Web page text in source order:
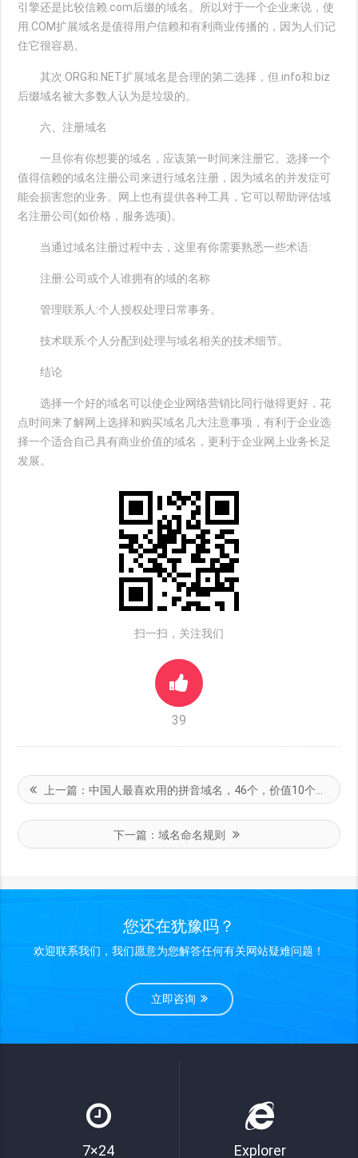
引擎还是比较信赖.com后缀的域名。所以对于一个企业来说，使
用.COM扩展域名是值得用户信赖和有利商业传播的，因为人们记
住它很容易。
其次.ORG和.NET扩展域名是合理的第二选择，但.info和.biz
后缀域名被大多数人认为是垃圾的。
六、注册域名
一旦你有你想要的域名，应该第一时间来注册它。选择一个
值得信赖的域名注册公司来进行域名注册，因为域名的并发症可
能会损害您的业务。网上也有提供各种工具，它可以帮助评估域
名注册公司(如价格，服务选项)。
当通过域名注册过程中去，这里有你需要熟悉一些术语:
注册:公司或个人谁拥有的域的名称
管理联系人:个人授权处理日常事务。
技术联系:个人分配到处理与域名相关的技术细节。
结论
选择一个好的域名可以使企业网络营销比同行做得更好，花
点时间来了解网上选择和购买域名几大注意事项，有利于企业选
择一个适合自己具有商业价值的域名，更利于企业网上业务长足
发展。
扫一扫，关注我们
39
上一篇：中国人最喜欢用的拼音域名，46个，价值10个亿！
下一篇：域名命名规则
您还在犹豫吗？
欢迎联系我们，我们愿意为您解答任何有关网站疑难问题！
立即咨询
7×24 Explorer